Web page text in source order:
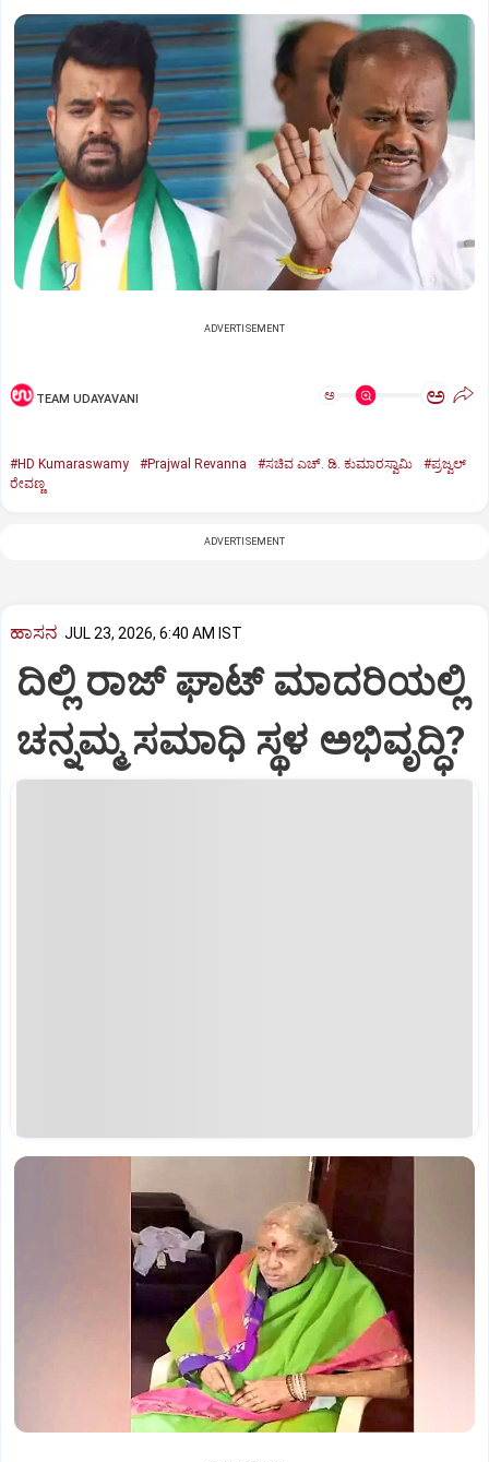
ADVERTISEMENT
TEAM UDAYAVANI ಅ ಅ
#HD Kumaraswamy #Prajwal Revanna #ಸಚಿವ ಎಚ್. ಡಿ. ಕುಮಾರಸ್ವಾಮಿ
#ಪ್ರಜ್ವಲ್
ರೇವಣ್ಣ
ADVERTISEMENT
ಹಾಸನ JUL 23, 2026, 6:40 AM IST
ದಿಲ್ಲಿ ರಾಜ್ ಘಾಟ್ ಮಾದರಿಯಲ್ಲಿ
ಚನ್ನಮ್ಮ ಸಮಾಧಿ ಸ್ಥಳ ಅಭಿವೃದ್ಧಿ?